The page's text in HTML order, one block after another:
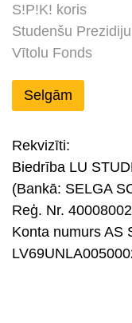
S!P!K! koris
Studenšu
Vītolu Fonds
Selgām
Rekvizīti:
Biedrība LU
(Bankā: SELGA
Reģ. Nr.
Konta numurs AS